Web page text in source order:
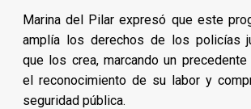
Marina del Pilar expresó que este
amplía los derechos de los policías
que los crea, marcando un
el reconocimiento de su labor y
seguridad pública.